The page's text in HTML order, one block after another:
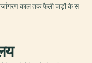
काल ​​तक फैली जड़ों के स